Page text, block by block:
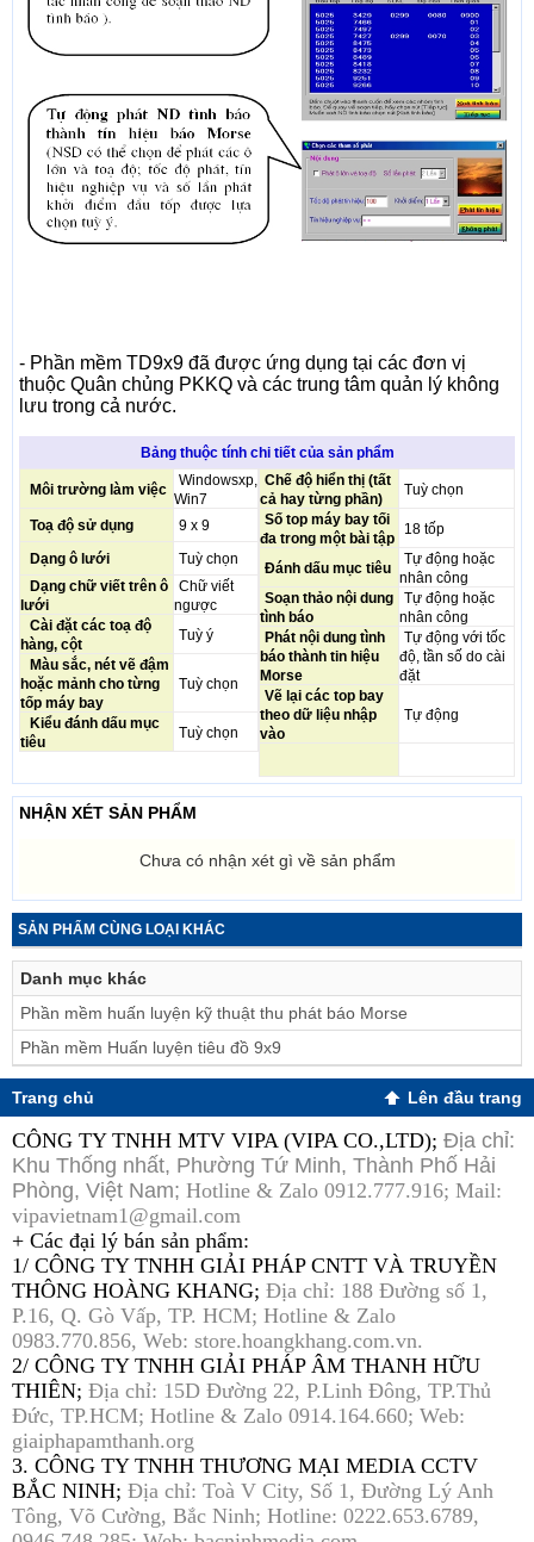
- Phần mềm TD9x9 đã được ứng dụng tại các đơn vị
thuộc Quân chủng PKKQ và các trung tâm quản lý không
lưu trong cả nước.
Bảng thuộc tính chi tiết của sản phẩm
Môi trường làm việc
Windowsxp,
Win7
Toạ độ sử dụng
9 x 9
Dạng ô lưới
Tuỳ chọn
Dạng chữ viết trên ô
lưới
Chữ viết
ngược
Cài đặt các toạ độ
hàng, cột
Tuỳ ý
Màu sắc, nét vẽ đậm
hoặc mảnh cho từng
tốp máy bay
Tuỳ chọn
Kiểu đánh dấu mục
tiêu
Tuỳ chọn
Chế độ hiển thị (tất
cả hay từng phần)
Tuỳ chọn
Số top máy bay tối
đa trong một bài tập
18 tốp
Đánh dấu mục tiêu
Tự động hoặc
nhân công
Soạn thảo nội dung
tình báo
Tự động hoặc
nhân công
Phát nội dung tình
báo thành tin hiệu
Morse
Tự động với tốc
độ, tần số do cài
đặt
Vẽ lại các top bay
theo dữ liệu nhập
vào
Tự động
NHẬN XÉT SẢN PHẨM
Chưa có nhận xét gì về sản phẩm
SẢN PHẨM CÙNG LOẠI KHÁC
Danh mục khác
Phần mềm huấn luyện kỹ thuật thu phát báo Morse
Phần mềm Huấn luyện tiêu đồ 9x9
Trang chủ Lên đầu trang
CÔNG TY TNHH MTV VIPA (VIPA CO.,LTD); Địa chỉ:
Khu Thống nhất, Phường Tứ Minh, Thành Phố Hải
Phòng, Việt Nam; Hotline & Zalo 0912.777.916; Mail:
vipavietnam1@gmail.com
+ Các đại lý bán sản phẩm:
1/ CÔNG TY TNHH GIẢI PHÁP CNTT VÀ TRUYỀN
THÔNG HOÀNG KHANG; Địa chỉ: 188 Đường số 1,
P.16, Q. Gò Vấp, TP. HCM; Hotline & Zalo
0983.770.856, Web: store.hoangkhang.com.vn.
2/ CÔNG TY TNHH GIẢI PHÁP ÂM THANH HỮU
THIÊN; Địa chỉ: 15D Đường 22, P.Linh Đông, TP.Thủ
Đức, TP.HCM; Hotline & Zalo 0914.164.660; Web:
giaiphapamthanh.org
3. CÔNG TY TNHH THƯƠNG MẠI MEDIA CCTV
BẮC NINH; Địa chỉ: Toà V City, Số 1, Đường Lý Anh
Tông, Võ Cường, Bắc Ninh; Hotline: 0222.653.6789,